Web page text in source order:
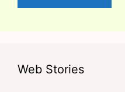
Web Stories